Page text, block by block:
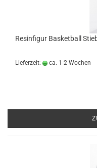
Resinfigur Basketball
Lieferzeit: ca. 1-2 Wochen